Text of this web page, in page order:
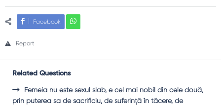
Facebook
Report
Related Questions
Femeia nu este sexul slab, e cel mai nobil din cele două,
prin puterea sa de sacrificiu, de suferinţă în tăcere, de